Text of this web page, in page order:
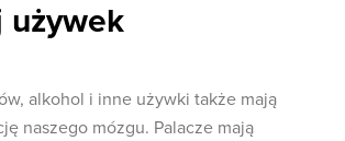
używek
alkohol i inne używki także mają
naszego mózgu. Palacze mają